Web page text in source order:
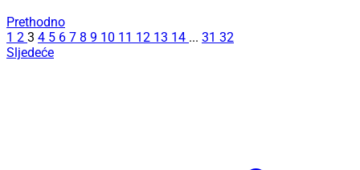
Prethodno
1 2 3 4 5 6 7 8 9 10 11 12 13 14 ... 31 32
Sljedeće